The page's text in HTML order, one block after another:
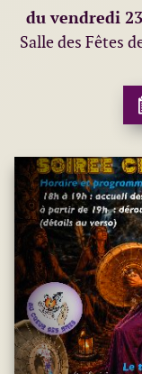
du vendredi
Salle des Fêtes